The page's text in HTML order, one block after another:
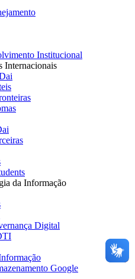
Institucional
Internacionais
da Informação
Digital
Google